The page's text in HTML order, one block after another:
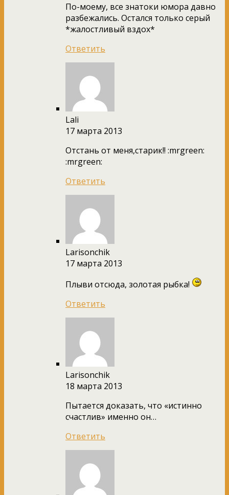
По-моему, все знатоки юмора давно
разбежались. Остался только серый
*жалостливый вздох*
Ответить
Lali
17 марта 2013
Отстань от меня,старик!! :mrgreen:
:mrgreen:
Ответить
Larisonchik
17 марта 2013
Плыви отсюда, золотая рыбка!
Ответить
Larisonchik
18 марта 2013
Пытается доказать, что «истинно
счастлив» именно он…
Ответить